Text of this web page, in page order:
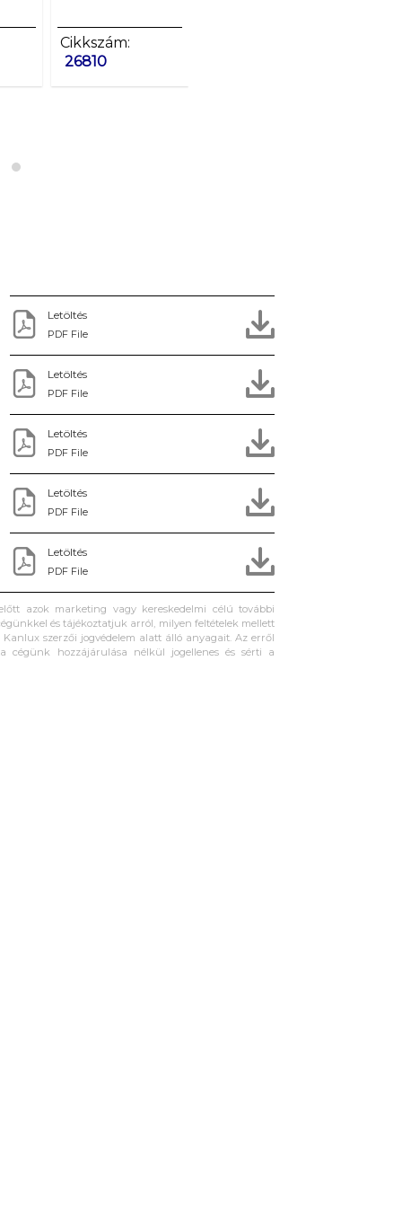
Cikkszám:
23526
Cikkszám:
26810
Letöltés
PDF File
Letöltés
PDF File
Letöltés
PDF File
Letöltés
PDF File
Letöltés
PDF File
azok marketing vagy kereskedelmi célú további
és tájékoztatjuk arról, milyen feltételek mellett
szerzői jogvédelem alatt álló anyagait. Az erről
cégünk hozzájárulása nélkül jogellenes és sérti a